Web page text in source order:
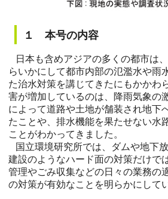
１ 本号の内容
日本も含めアジアの多くの都市は
らいかにして都市内部の氾濫水や雨
た治水対策を講じてきたにもかかわ
害が増加しているのは、降雨気象の
によって道路や土地が舗装され地下
たことや、排水機能を果たせない水
ことがわかってきました。
国立環境研究所では、ダムや地下
建設のようなハード面の対策だけで
管理やごみ収集などの日々の業務の
の対策が有効なことを明らかにして